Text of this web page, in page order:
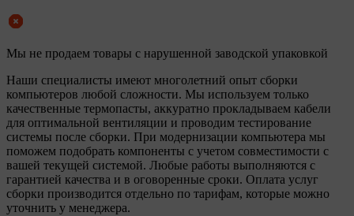
Мы не продаем товары с нарушенной заводской упаковкой
Наши специалисты имеют многолетний опыт сборки
компьютеров любой сложности. Мы используем только
качественные термопасты, аккуратно прокладываем кабели
для оптимальной вентиляции и проводим тестирование
системы после сборки. При модернизации компьютера мы
поможем подобрать компоненты с учетом совместимости с
вашей текущей системой. Любые работы выполняются с
гарантией качества и в оговоренные сроки. Оплата услуг
сборки производится отдельно по тарифам, которые можно
уточнить у менеджера.